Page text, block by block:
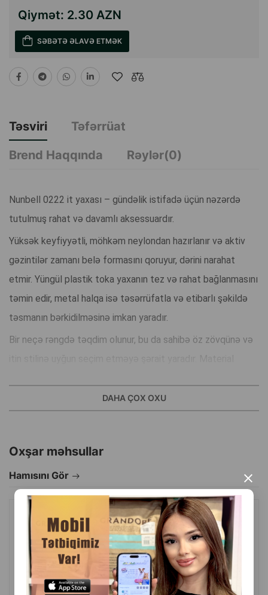
×
Qiymət: 2.30 AZN
SƏBƏTƏ ƏLAVƏ ETMƏK
Təsviri
Təfərrüat
Brend Haqqında
Rəylər(0)
Nunbell 0222 it yaxası – gündəlik istifadə üçün nəzərdə
tutulmuş rahat və davamlı aksessuardır.
Yüksək keyfiyyətli, möhkəm neylondan hazırlanır və aktiv
gəzintilər zamanı belə formasını qoruyur, dərini narahat
etmir. Yüngül plastik toka yaxanın tez və rahat bağlanmasını
təmin edir, metal halqa isə təsərrüfatla və etibarlı şəkildə
təsmanın bərkidilməsinə imkan yaradır.
Bir neçə rəngdə təqdim olunur, bu da sahibə öz zövqünə və
Tənzimlənən ölçü sayəsində müxtəlif cins və ölçüdə itlər
Yükə davamlı möhkəm neylon
Rahat tənzimlənən ölçü
Etibarlı metal halqa
Tez açılıb-bağlanan yüngül toka
DAHA ÇOX OXU
Oxşar məhsullar
Hamısını Gör
NUNBELL #0118 PET LATEX TOY – “QIŞQIRAN TOYUQ” FORMALI
IT OYUNCAĞI